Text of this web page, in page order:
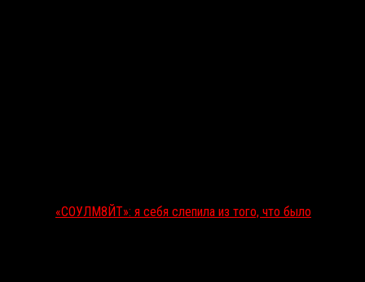
«СОУЛМ8ЙТ»: я себя слепила из того, что было